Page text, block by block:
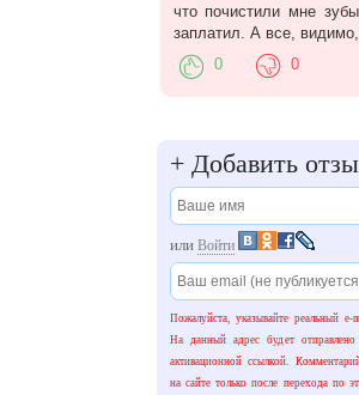
что почистили мне
заплатил. А все,
0
0
+ Добавить
или Войти
Пожалуйста, указывайте реальный e-
На данный адрес будет
активационной ссылкой.
на сайте только после перехода по